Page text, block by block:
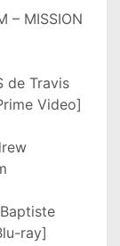
– MISSION
de Travis
Video]
ray]